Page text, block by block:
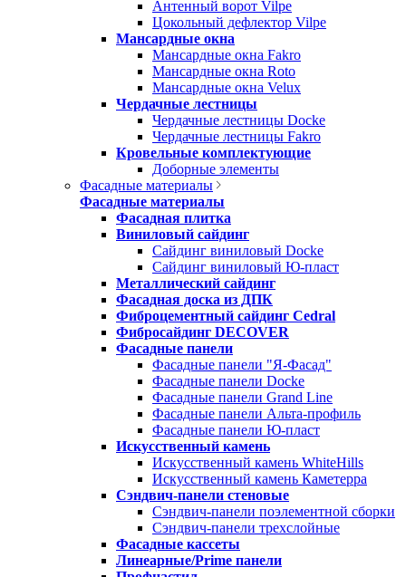
Антенный ворот Vilpe
Цокольный дефлектор Vilpe
Мансардные окна
Мансардные окна Fakro
Мансардные окна Roto
Мансардные окна Velux
Чердачные лестницы
Чердачные лестницы Docke
Чердачные лестницы Fakro
Кровельные комплектующие
Доборные элементы
Фасадные материалы
Фасадные материалы
Фасадная плитка
Виниловый сайдинг
Сайдинг виниловый Docke
Сайдинг виниловый Ю-пласт
Металлический сайдинг
Фасадная доска из ДПК
Фиброцементный сайдинг Cedral
Фибросайдинг DECOVER
Фасадные панели
Фасадные панели "Я-Фасад"
Фасадные панели Docke
Фасадные панели Grand Line
Фасадные панели Альта-профиль
Фасадные панели Ю-пласт
Искусственный камень
Искусственный камень WhiteHills
Искусственный камень Каметерра
Сэндвич-панели стеновые
Сэндвич-панели поэлементной сборки
Сэндвич-панели трехслойные
Фасадные кассеты
Линеарные/Prime панели